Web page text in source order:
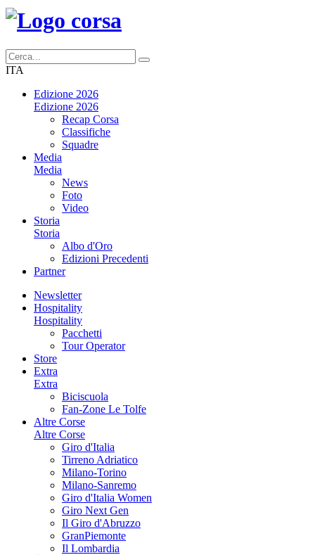
ITA
Edizione 2026
Edizione 2026
Recap Corsa
Classifiche
Squadre
Media
Media
News
Foto
Video
Storia
Storia
Albo d'Oro
Edizioni Precedenti
Partner
Newsletter
Hospitality
Hospitality
Pacchetti
Tour Operator
Store
Extra
Extra
Biciscuola
Fan-Zone Le Tolfe
Altre Corse
Altre Corse
Giro d'Italia
Tirreno Adriatico
Milano-Torino
Milano-Sanremo
Giro d'Italia Women
Giro Next Gen
Il Giro d'Abruzzo
GranPiemonte
Il Lombardia